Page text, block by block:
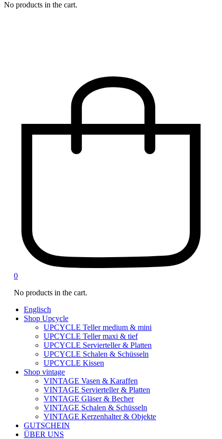
No products in the cart.
0
No products in the cart.
Englisch
Shop Upcycle
UPCYCLE Teller medium & mini
UPCYCLE Teller maxi & tief
UPCYCLE Servierteller & Platten
UPCYCLE Schalen & Schüsseln
UPCYCLE Kissen
Shop vintage
VINTAGE Vasen & Karaffen
VINTAGE Servierteller & Platten
VINTAGE Gläser & Becher
VINTAGE Schalen & Schüsseln
VINTAGE Kerzenhalter & Objekte
GUTSCHEIN
ÜBER UNS